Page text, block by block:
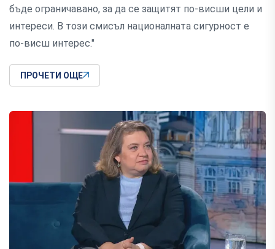
бъде ограничавано, за да се защитят по-висши цели и
интереси. В този смисъл националната сигурност е
по-висш интерес."
ПРОЧЕТИ ОЩЕ